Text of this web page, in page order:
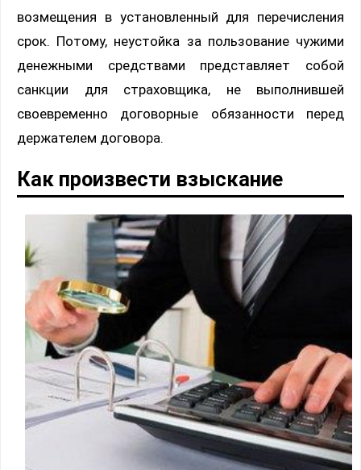
возмещения в установленный для перечисления
срок. Потому, неустойка за пользование чужими
денежными средствами представляет собой
санкции для страховщика, не выполнившей
своевременно договорные обязанности перед
держателем договора.
Как произвести взыскание